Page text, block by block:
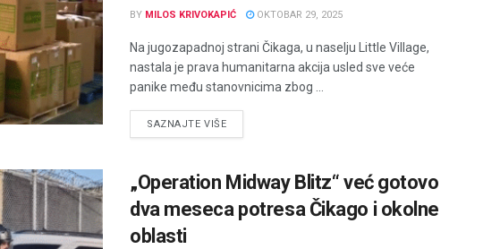
BY MILOS KRIVOKAPIĆ OKTOBAR 29, 2025
Na jugozapadnoj strani Čikaga, u naselju Little Village,
nastala je prava humanitarna akcija usled sve veće
panike među stanovnicima zbog ...
SAZNAJTE VIŠEDETAILS
„Operation Midway Blitz“ već gotovo
dva meseca potresa Čikago i okolne
oblasti